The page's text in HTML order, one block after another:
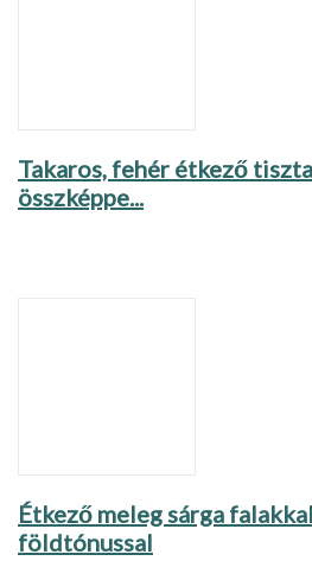
Takaros, fehér étke­ző
összképpe...
Étkező meleg sárga
földtónussal